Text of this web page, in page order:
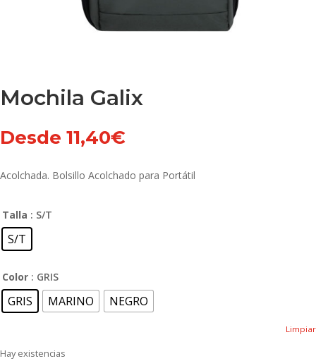
Mochila Galix
Desde 11,40€
Acolchada. Bolsillo Acolchado para Portátil
Talla : S/T
S/T
Color : GRIS
GRIS MARINO NEGRO
Limpiar
Hay existencias